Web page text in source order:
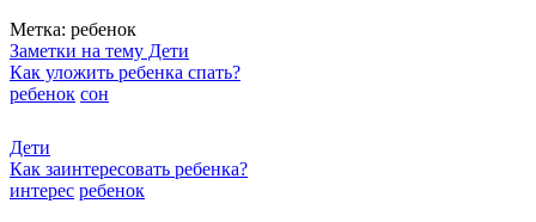
Метка: ребенок
Заметки на тему Дети
Как уложить ребенка спать?
ребенок сон
Дети
Как заинтересовать ребенка?
интерес ребенок